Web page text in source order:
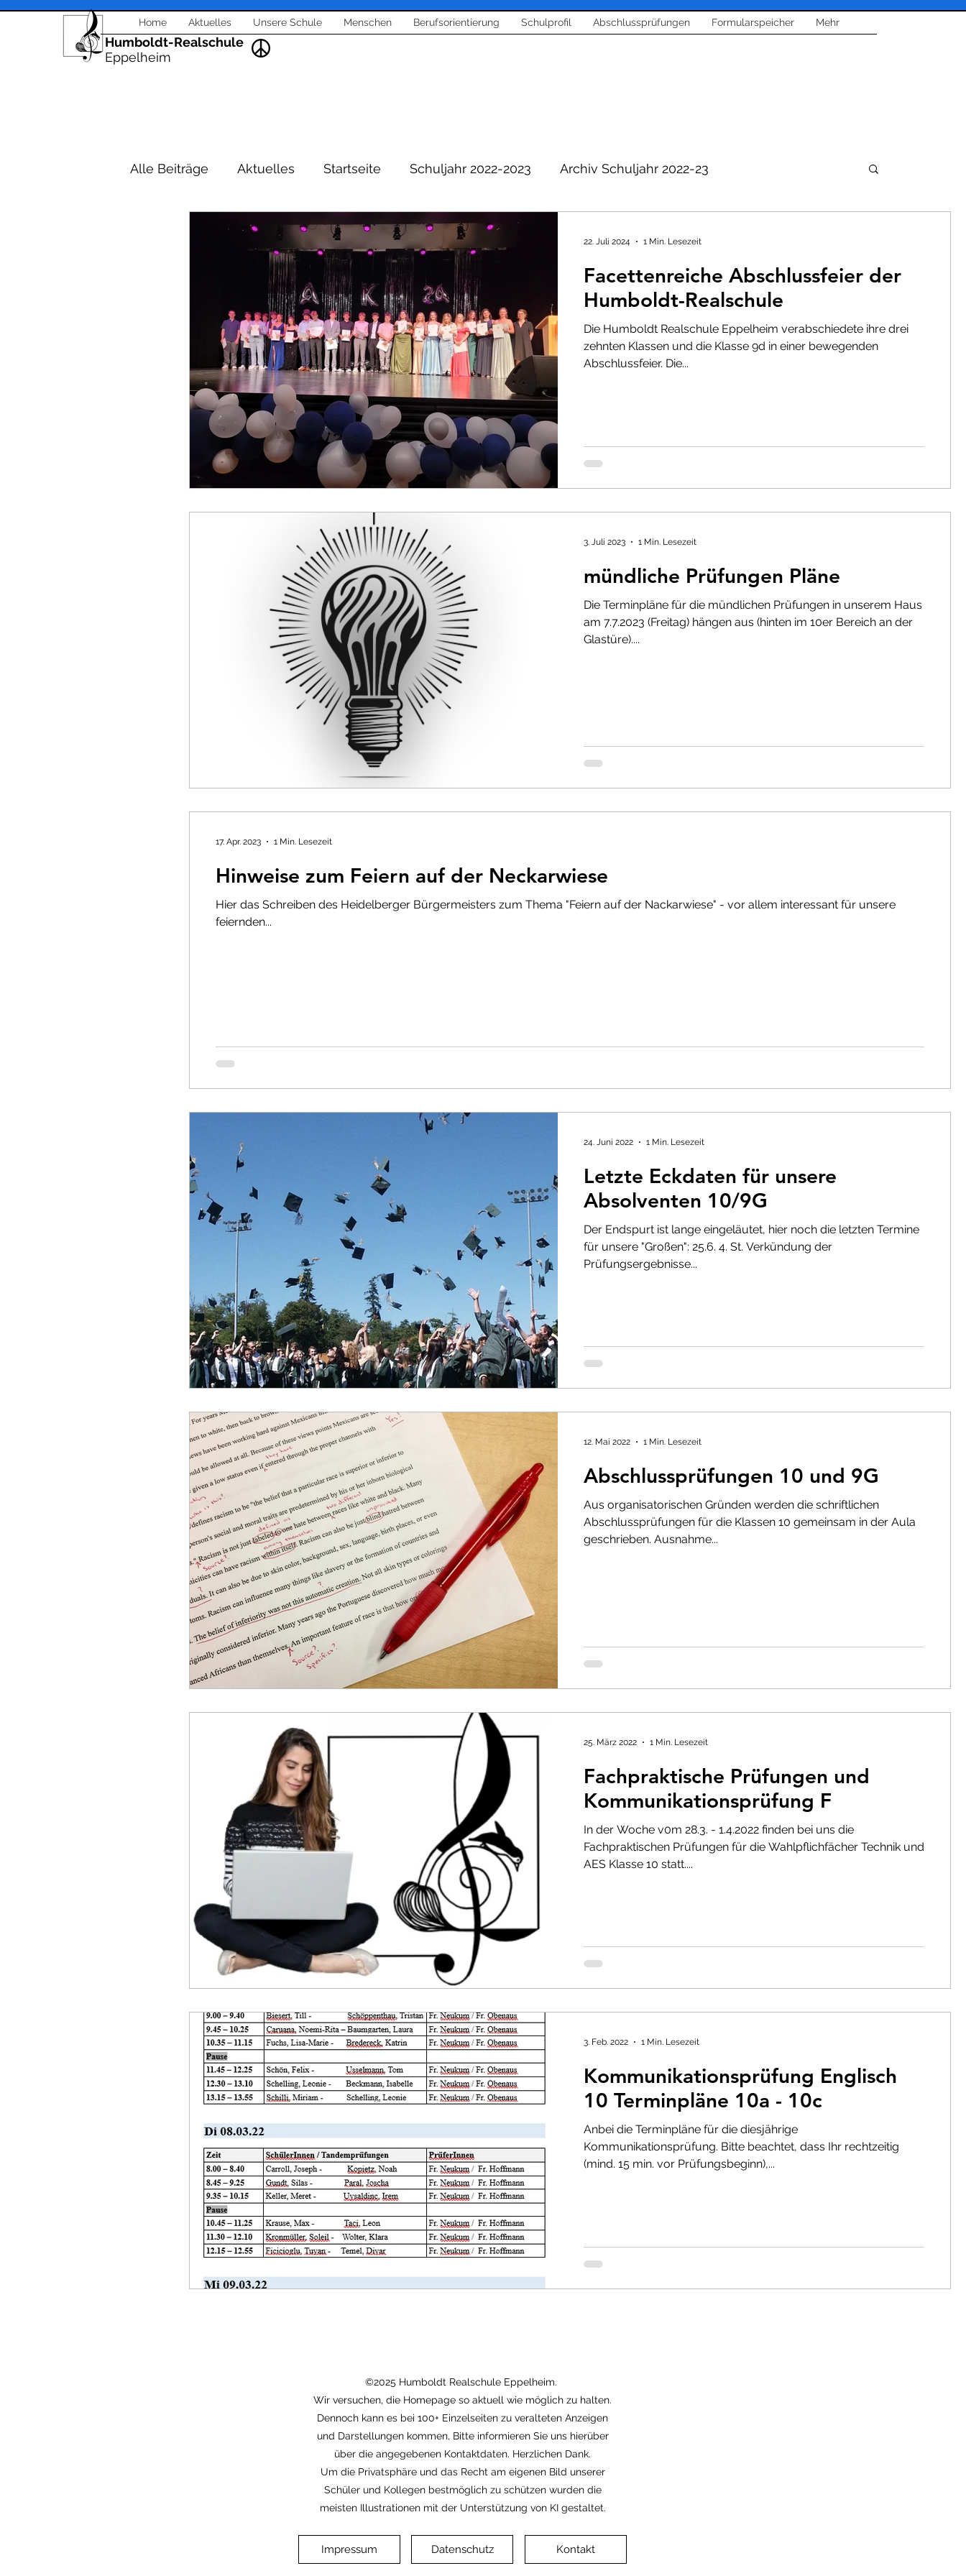
Home Aktuelles Unsere Schule Menschen Berufsorientierung Schulprofil Abschlussprüfungen Formularspeicher Mehr
Humboldt-Realschule
Eppelheim
Alle Beiträge Aktuelles Startseite Schuljahr 2022-2023 Archiv Schuljahr 2022-23
Schulleitung - Verwaltung Berichte aus Schule Berufsorientierung
Veranstaltungen Berufsorientierung Corona News Bläserklasse und Musik Feste und Feiern
Projekte Sport Home Schooling Abschlussprüfungen Elternvertretung
Schulsozialarbeit Sonstiges Schüleraufnahme und Anmeldung
Big Challenge Schuljahr 2021-22 Archiv SJ 2021-22 Schuljahr 2020-21
Schulsanitäter Vorlagen Schülermentoren
Facettenreiche Abschlussfeier der
Humboldt-Realschule
Die Humboldt Realschule Eppelheim verabschiedete ihre drei
zehnten Klassen und die Klasse 9d in einer bewegenden
Abschlussfeier. Die...
22. Juli 2024 1 Min. Lesezeit
mündliche Prüfungen Pläne
Die Terminpläne für die mündlichen Prüfungen in unserem Haus
am 7.7.2023 (Freitag) hängen aus (hinten im 10er Bereich an der
Glastüre)....
3. Juli 2023 1 Min. Lesezeit
Hinweise zum Feiern auf der Neckarwiese
Hier das Schreiben des Heidelberger Bürgermeisters zum Thema "Feiern auf der Nackarwiese" - vor allem interessant für unsere
feiernden...
17. Apr. 2023 1 Min. Lesezeit
Letzte Eckdaten für unsere
Absolventen 10/9G
Der Endspurt ist lange eingeläutet, hier noch die letzten Termine
für unsere "Großen": 25.6. 4. St. Verkündung der
Prüfungsergebnisse...
24. Juni 2022 1 Min. Lesezeit
Abschlussprüfungen 10 und 9G
Aus organisatorischen Gründen werden die schriftlichen
Abschlussprüfungen für die Klassen 10 gemeinsam in der Aula
geschrieben. Ausnahme...
12. Mai 2022 1 Min. Lesezeit
Fachpraktische Prüfungen und
Kommunikationsprüfung F
In der Woche v0m 28.3. - 1.4.2022 finden bei uns die
Fachpraktischen Prüfungen für die Wahlpflichfächer Technik und
AES Klasse 10 statt....
25. März 2022 1 Min. Lesezeit
Kommunikationsprüfung Englisch
10 Terminpläne 10a - 10c
Anbei die Terminpläne für die diesjährige
Kommunikationsprüfung. Bitte beachtet, dass Ihr rechtzeitig
(mind. 15 min. vor Prüfungsbeginn),...
3. Feb. 2022 1 Min. Lesezeit
©2025 Humboldt Realschule Eppelheim.
Wir versuchen, die Homepage so aktuell wie möglich zu halten.
Dennoch kann es bei 100+ Einzelseiten zu veralteten Anzeigen
und Darstellungen kommen, Bitte informieren Sie uns hierüber
über die angegebenen Kontaktdaten. Herzlichen Dank.
Um die Privatsphäre und das Recht am eigenen Bild unserer
Schüler und Kollegen bestmöglich zu schützen wurden die
meisten Illustrationen mit der Unterstützung von KI gestaltet.
Impressum Datenschutz Kontakt